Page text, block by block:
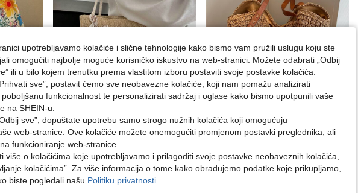
Nova proljetno-ljetna ženska ručna torba s cvjetnim i točkastim printom, resort fashion, torba za prijenosni računar, torba za posao, crossbody torba, minimalistička torba za kupovinu, slatka svakodnevna torba velikog kapaciteta s više džepova -1% Ležerna plažna torba za rame za žene, velika tote torba, dizajnerska pletena torba od ratana i slame, moderna putna slama torba za plažu
8.59€ 8.68€
#Detalji od rafije
16.88€
upotrebljavamo kolačiće i slične tehnologije kako bismo vam pružili uslugu koju ste
omogućiti najbolje moguće korisničko iskustvo na web-stranici. Možete odabrati „Odbij
ili u bilo kojem trenutku prema vlastitom izboru postaviti svoje postavke kolačića.
sve”, postavit ćemo sve neobavezne kolačiće, koji nam pomažu analizirati
funkcionalnost te personalizirati sadržaj i oglase kako bismo upotpunili vaše
na SHEIN-u.
sve”, dopuštate upotrebu samo strogo nužnih kolačića koji omogućuju
web-stranice. Ove kolačiće možete onemogućiti promjenom postavki preglednika, ali
funkcioniranje web-stranice.
više o kolačićima koje upotrebljavamo i prilagoditi svoje postavke neobaveznih kolačića,
kolačićima”. Za više informacija o tome kako obrađujemo podatke koje prikupljamo,
biste pogledali našu Politiku privatnosti.